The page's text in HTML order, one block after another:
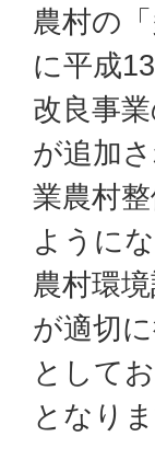
農村の
に平成
改良事
が追加
業農村
ように
農村環
が適切
として
となりま